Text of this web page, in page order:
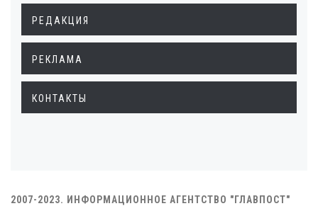
РЕДАКЦИЯ
РЕКЛАМА
КОНТАКТЫ
2007-2023. ИНФОРМАЦИОННОЕ АГЕНТСТВО "ГЛАВПОСТ"